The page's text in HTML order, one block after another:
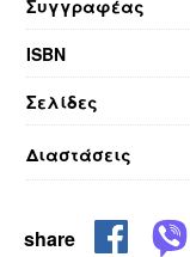
Διαστάσεις
Συγγραφέας
ISBN
Σελίδες
share